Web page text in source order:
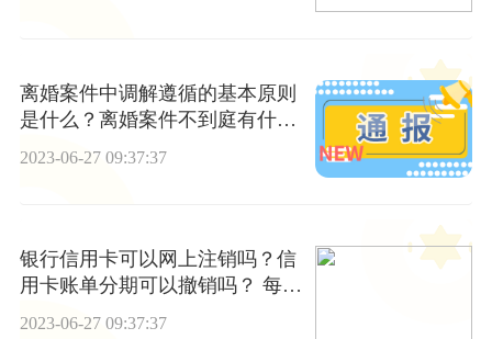
离婚案件中调解遵循的基本原则
是什么？离婚案件不到庭有什么
2023-06-27 09:37:37
银行信用卡可以网上注销吗？信
用卡账单分期可以撤销吗？ 每日
热讯
2023-06-27 09:37:37